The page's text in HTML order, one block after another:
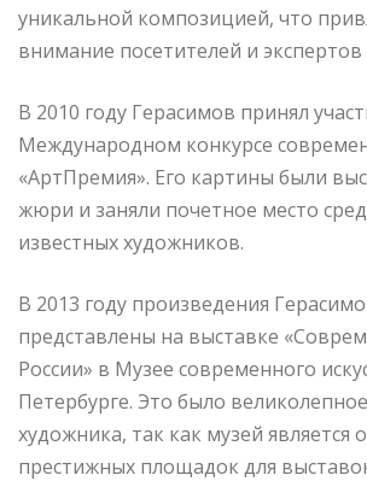
уникальной композицией, что
внимание посетителей и
В 2010 году Герасимов принял
Международном конкурсе
«АртПремия». Его картины были
жюри и заняли почетное место
известных художников.
В 2013 году произведения
представлены на выставке
России» в Музее современного
Петербурге. Это было
художника, так как музей является
престижных площадок для